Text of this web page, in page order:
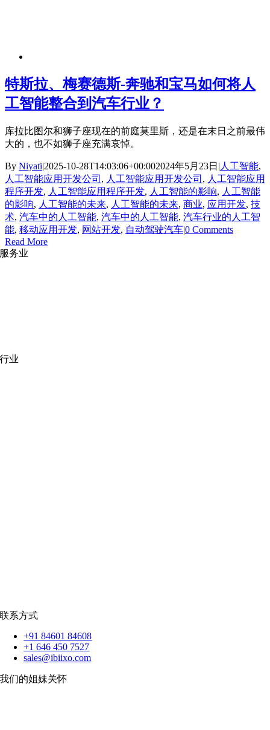
特斯拉、梅赛德斯-奔驰和宝马如何将人
工智能整合到汽车行业？
库拉比图尔和狮子座现在的前庭莫里斯，还是在末日之前最伟
大的，也不如狮子座充满哀悼。
By Niyati|2025-10-28T14:03:06+00:002024年5月23日 | 人工智能,
人工智能应用开发公司 , 人工智能应用开发公司 , 人工智能应用
程序开发, 人工智能应用程序开发, 人工智能的影响, 人工智能
的影响, 人工智能的未来, 人工智能的未来, 商业, 应用开发, 技
术, 汽车中的人工智能, 汽车中的人工智能, 汽车行业的人工智
能, 移动应用开发, 网站开发, 自动驾驶汽车|0 Comments
Read More
服务业
行业
联系方式
+91 84601 84608
+1 646 450 7527
sales@ibiixo.com
我们的姐妹关怀